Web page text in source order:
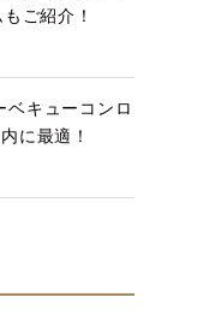
ご紹介！
ベキューコンロ
に最適！